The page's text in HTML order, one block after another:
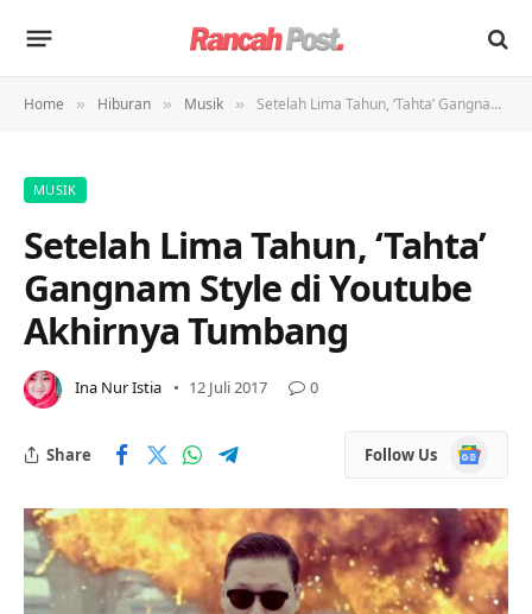
Home » Hiburan » Musik » Setelah Lima Tahun, ‘Tahta’ Gangnam Style di Youtube Akhirnya Tumbang
MUSIK
Setelah Lima Tahun, ‘Tahta’
Gangnam Style di Youtube
Akhirnya Tumbang
Ina Nur Istia 12 Juli 2017 0
Share Follow Us
Google
News